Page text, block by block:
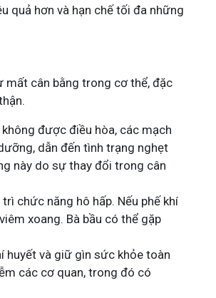
quả hơn và hạn chế tối đa những
mất cân bằng trong cơ thể, đặc
được điều hòa, các mạch
dẫn đến tình trạng nghẹt
này do sự thay đổi trong cân
chức năng hô hấp. Nếu phế khí
xoang. Bà bầu có thể gặp
huyết và giữ gìn sức khỏe toàn
các cơ quan, trong đó có